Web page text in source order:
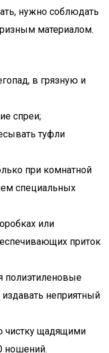
нужно соблюдать
материалом.
в грязную и
спреи;
туфли
при комнатной
специальных
или
приток
полиэтиленовые
неприятный
чистку щадящими
ношений.